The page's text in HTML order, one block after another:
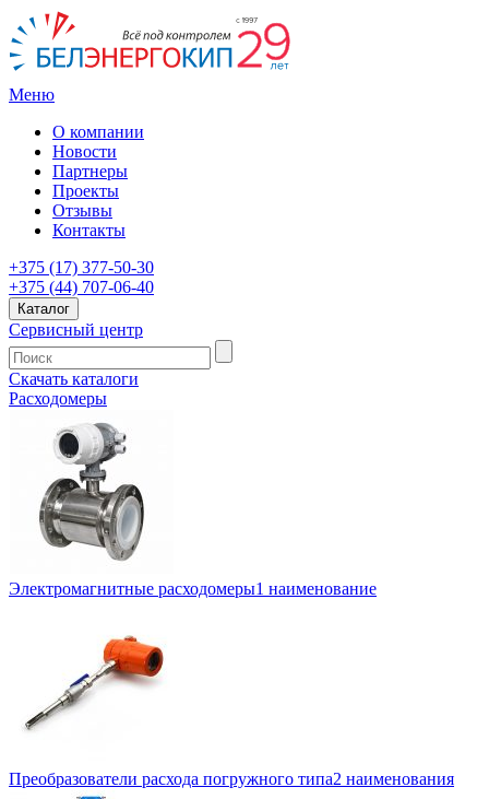
Меню
О компании
Новости
Партнеры
Проекты
Отзывы
Контакты
+375 (17) 377-50-30
+375 (44) 707-06-40
Каталог
Сервисный центр
Скачать каталоги
Расходомеры
Электромагнитные расходомеры1 наименование
Преобразователи расхода погружного типа2 наименования